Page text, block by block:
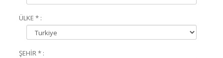
ÜLKE * :
ŞEHİR * :